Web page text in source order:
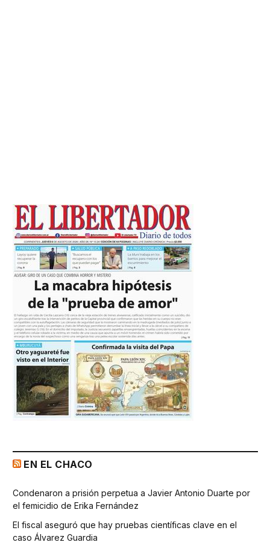
EN EL CHACO
Condenaron a prisión perpetua a Javier Antonio Duarte por
el femicidio de Erika Fernández
El fiscal aseguró que hay pruebas científicas clave en el
caso Álvarez Guardia